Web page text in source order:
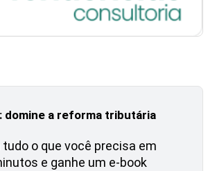
domine a reforma tributária
tudo o que você precisa em
e ganhe um e-book